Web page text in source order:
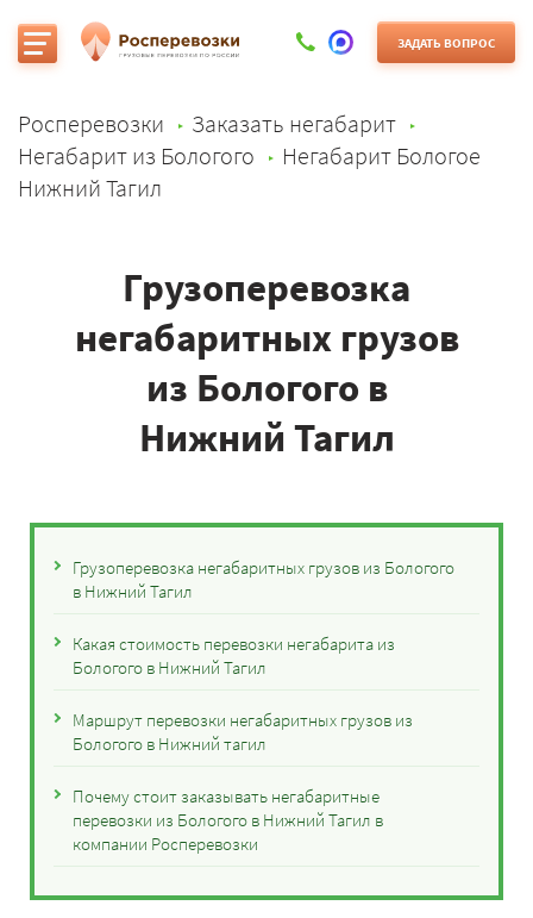
ЗАДАТЬ ВОПРОС
Росперевозки
Заказать негабарит
Негабарит из Бологого
Негабарит Бологое
Нижний Тагил
Грузоперевозка
негабаритных грузов
из Бологого в
Нижний Тагил
Грузоперевозка негабаритных грузов из Бологого
в Нижний Тагил
Какая стоимость перевозки негабарита из
Бологого в Нижний Тагил
Маршрут перевозки негабаритных грузов из
Бологого в Нижний тагил
Почему стоит заказывать негабаритные
перевозки из Бологого в Нижний Тагил в
компании Росперевозки